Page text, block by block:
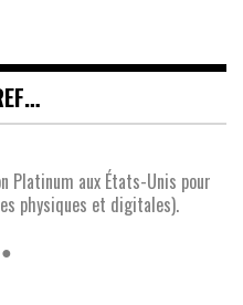
Platinum aux États-Unis pour
physiques et digitales).